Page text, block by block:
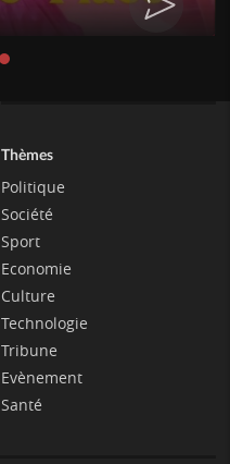
Thèmes
Politique
Société
Sport
Economie
Culture
Technologie
Tribune
Evènement
Santé